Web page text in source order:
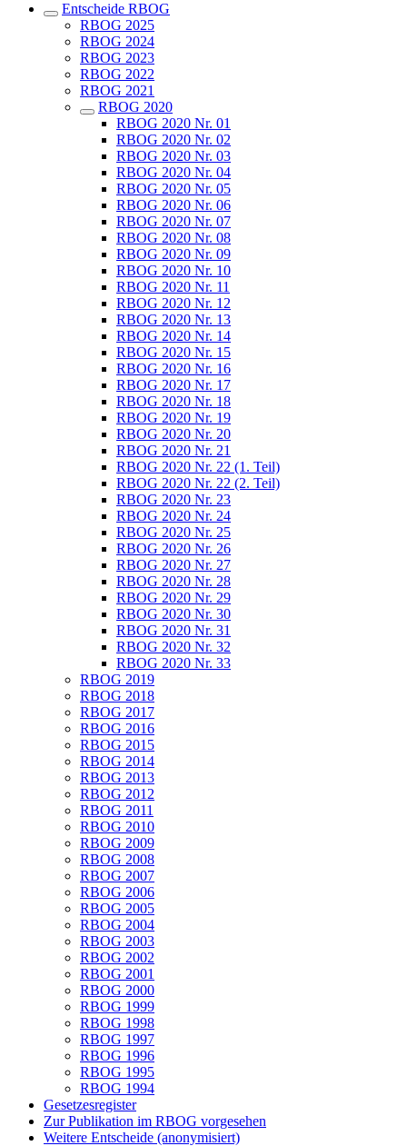
Entscheide RBOG
RBOG 2025
RBOG 2024
RBOG 2023
RBOG 2022
RBOG 2021
RBOG 2020
RBOG 2020 Nr. 01
RBOG 2020 Nr. 02
RBOG 2020 Nr. 03
RBOG 2020 Nr. 04
RBOG 2020 Nr. 05
RBOG 2020 Nr. 06
RBOG 2020 Nr. 07
RBOG 2020 Nr. 08
RBOG 2020 Nr. 09
RBOG 2020 Nr. 10
RBOG 2020 Nr. 11
RBOG 2020 Nr. 12
RBOG 2020 Nr. 13
RBOG 2020 Nr. 14
RBOG 2020 Nr. 15
RBOG 2020 Nr. 16
RBOG 2020 Nr. 17
RBOG 2020 Nr. 18
RBOG 2020 Nr. 19
RBOG 2020 Nr. 20
RBOG 2020 Nr. 21
RBOG 2020 Nr. 22 (1. Teil)
RBOG 2020 Nr. 22 (2. Teil)
RBOG 2020 Nr. 23
RBOG 2020 Nr. 24
RBOG 2020 Nr. 25
RBOG 2020 Nr. 26
RBOG 2020 Nr. 27
RBOG 2020 Nr. 28
RBOG 2020 Nr. 29
RBOG 2020 Nr. 30
RBOG 2020 Nr. 31
RBOG 2020 Nr. 32
RBOG 2020 Nr. 33
RBOG 2019
RBOG 2018
RBOG 2017
RBOG 2016
RBOG 2015
RBOG 2014
RBOG 2013
RBOG 2012
RBOG 2011
RBOG 2010
RBOG 2009
RBOG 2008
RBOG 2007
RBOG 2006
RBOG 2005
RBOG 2004
RBOG 2003
RBOG 2002
RBOG 2001
RBOG 2000
RBOG 1999
RBOG 1998
RBOG 1997
RBOG 1996
RBOG 1995
RBOG 1994
Gesetzesregister
Zur Publikation im RBOG vorgesehen
Weitere Entscheide (anonymisiert)